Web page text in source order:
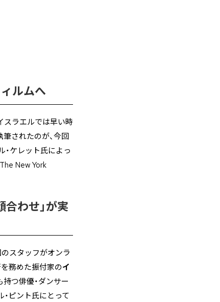
ルムへ
スラエルでは早い時
されたのが、今回
・ケレット氏によっ
New York
わせ」が実
スタッフがオンラ
務めた振付家のイ
つ俳優・ダンサー
ピント氏にとって